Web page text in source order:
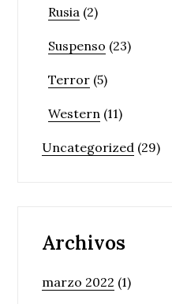
Rusia (2)
Suspenso (23)
Terror (5)
Western (11)
Uncategorized (29)
Archivos
marzo 2022 (1)